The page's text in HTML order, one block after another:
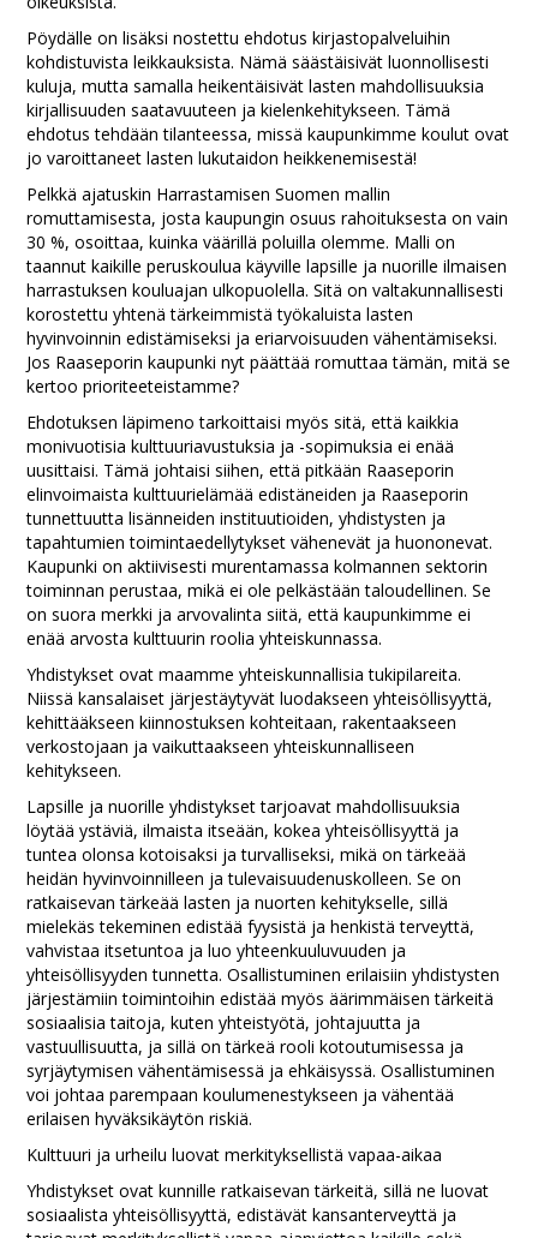
Pöydälle on lisäksi nostettu ehdotus kirjastopalveluihin
kohdistuvista leikkauksista. Nämä säästäisivät luonnollisesti
kuluja, mutta samalla heikentäisivät lasten mahdollisuuksia
kirjallisuuden saatavuuteen ja kielenkehitykseen. Tämä
ehdotus tehdään tilanteessa, missä kaupunkimme koulut ovat
jo varoittaneet lasten lukutaidon heikkenemisestä!
Pelkkä ajatuskin Harrastamisen Suomen mallin
romuttamisesta, josta kaupungin osuus rahoituksesta on vain
30 %, osoittaa, kuinka väärillä poluilla olemme. Malli on
taannut kaikille peruskoulua käyville lapsille ja nuorille ilmaisen
harrastuksen kouluajan ulkopuolella. Sitä on valtakunnallisesti
korostettu yhtenä tärkeimmistä työkaluista lasten
hyvinvoinnin edistämiseksi ja eriarvoisuuden vähentämiseksi.
Jos Raaseporin kaupunki nyt päättää romuttaa tämän, mitä se
kertoo prioriteeteistamme?
Ehdotuksen läpimeno tarkoittaisi myös sitä, että kaikkia
monivuotisia kulttuuriavustuksia ja -sopimuksia ei enää
uusittaisi. Tämä johtaisi siihen, että pitkään Raaseporin
elinvoimaista kulttuurielämää edistäneiden ja Raaseporin
tunnettuutta lisänneiden instituutioiden, yhdistysten ja
tapahtumien toimintaedellytykset vähenevät ja huononevat.
Kaupunki on aktiivisesti murentamassa kolmannen sektorin
toiminnan perustaa, mikä ei ole pelkästään taloudellinen. Se
on suora merkki ja arvovalinta siitä, että kaupunkimme ei
enää arvosta kulttuurin roolia yhteiskunnassa.
Yhdistykset ovat maamme yhteiskunnallisia tukipilareita.
Niissä kansalaiset järjestäytyvät luodakseen yhteisöllisyyttä,
kehittääkseen kiinnostuksen kohteitaan, rakentaakseen
verkostojaan ja vaikuttaakseen yhteiskunnalliseen
kehitykseen.
Lapsille ja nuorille yhdistykset tarjoavat mahdollisuuksia
löytää ystäviä, ilmaista itseään, kokea yhteisöllisyyttä ja
tuntea olonsa kotoisaksi ja turvalliseksi, mikä on tärkeää
heidän hyvinvoinnilleen ja tulevaisuudenuskolleen. Se on
ratkaisevan tärkeää lasten ja nuorten kehitykselle, sillä
mielekäs tekeminen edistää fyysistä ja henkistä terveyttä,
vahvistaa itsetuntoa ja luo yhteenkuuluvuuden ja
yhteisöllisyyden tunnetta. Osallistuminen erilaisiin yhdistysten
järjestämiin toimintoihin edistää myös äärimmäisen tärkeitä
sosiaalisia taitoja, kuten yhteistyötä, johtajuutta ja
vastuullisuutta, ja sillä on tärkeä rooli kotoutumisessa ja
syrjäytymisen vähentämisessä ja ehkäisyssä. Osallistuminen
voi johtaa parempaan koulumenestykseen ja vähentää
erilaisen hyväksikäytön riskiä.
Kulttuuri ja urheilu luovat merkityksellistä vapaa-aikaa
Yhdistykset ovat kunnille ratkaisevan tärkeitä, sillä ne luovat
sosiaalista yhteisöllisyyttä, edistävät kansanterveyttä ja